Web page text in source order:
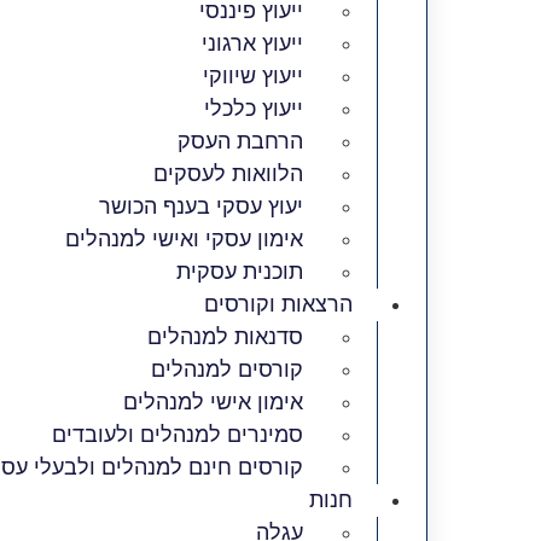
ייעוץ פיננסי
ייעוץ ארגוני
ייעוץ שיווקי
ייעוץ כלכלי
הרחבת העסק​
הלוואות לעסקים​
יעוץ עסקי בענף הכושר
אימון עסקי ואישי למנהלים
תוכנית עסקית
הרצאות וקורסים
סדנאות למנהלים
קורסים למנהלים
אימון אישי למנהלים
סמינרים למנהלים ולעובדים
קורסים חינם למנהלים ולבעלי
חנות
עגלה